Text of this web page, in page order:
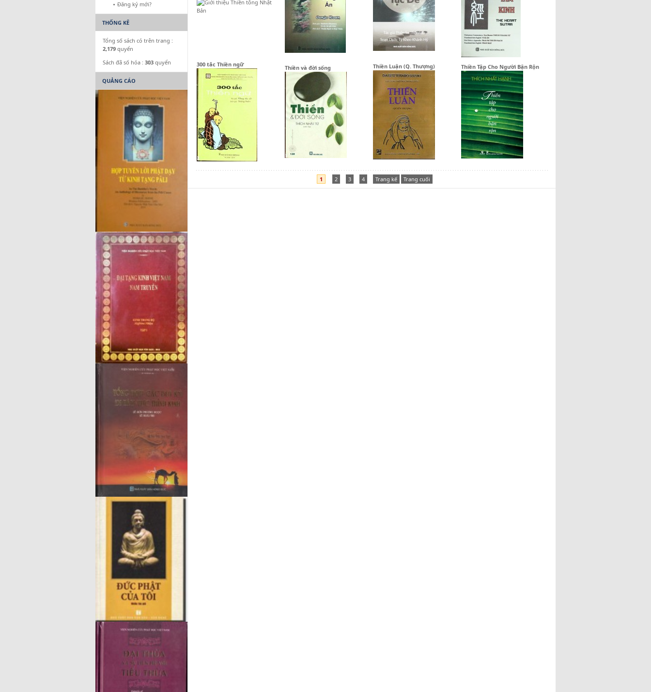
300 tắc Thiền ngữ Thiền và đời sống Thiền Luận (Q. Thượng) Thiền Tập Cho Người Bận Rộn
1 2 3 4 Trang kế Trang cuối
Đăng ký mới?
THỐNG KÊ
Tổng số sách có trên trang :
2,179 quyển
Sách đã số hóa : 303 quyển
QUẢNG CÁO